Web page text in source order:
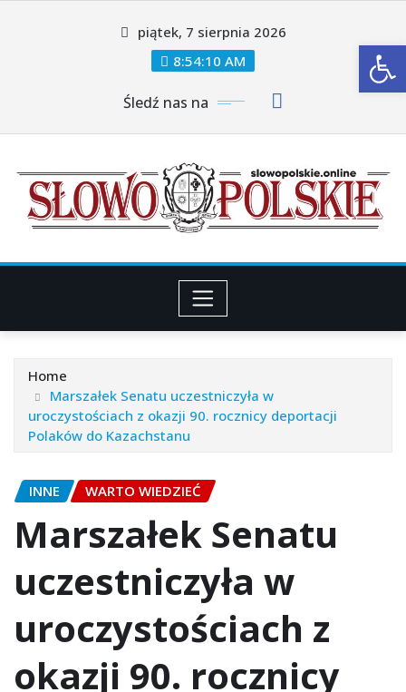
piątek, 7 sierpnia 2026
8:54:11 AM
Śledź nas na
Home
Marszałek Senatu uczestniczyła w
uroczystościach z okazji 90. rocznicy deportacji
Polaków do Kazachstanu
INNE WARTO WIEDZIEĆ
Marszałek Senatu
uczestniczyła w
uroczystościach z
okazji 90. rocznicy